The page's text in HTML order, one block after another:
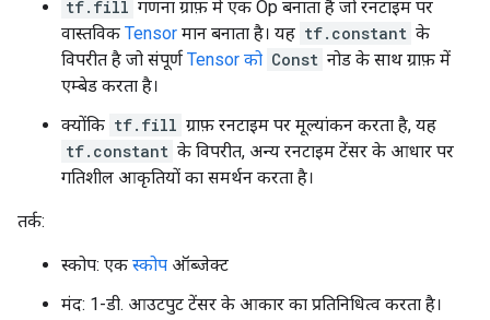
tf.fill गणना ग्राफ़ में एक Op बनाता है जो रनटाइम पर
वास्तविक Tensor मान बनाता है। यह tf.constant के
विपरीत है जो संपूर्ण Tensor को Const नोड के साथ ग्राफ़ में
एम्बेड करता है।
क्योंकि tf.fill ग्राफ़ रनटाइम पर मूल्यांकन करता है, यह
tf.constant के विपरीत, अन्य रनटाइम टेंसर के आधार पर
गतिशील आकृतियों का समर्थन करता है।
तर्क:
स्कोप: एक स्कोप ऑब्जेक्ट
मंद: 1-डी. आउटपुट टेंसर के आकार का प्रतिनिधित्व करता है।